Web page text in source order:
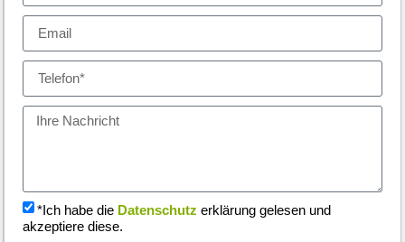
*Ich habe die Datenschutz erklärung gelesen und
akzeptiere diese.